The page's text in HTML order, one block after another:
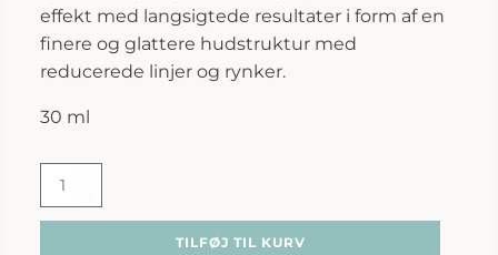
effekt med langsigtede resultater i form af en
finere og glattere hudstruktur med
reducerede linjer og rynker.
30 ml
Clinical
TILFØJ TIL KURV